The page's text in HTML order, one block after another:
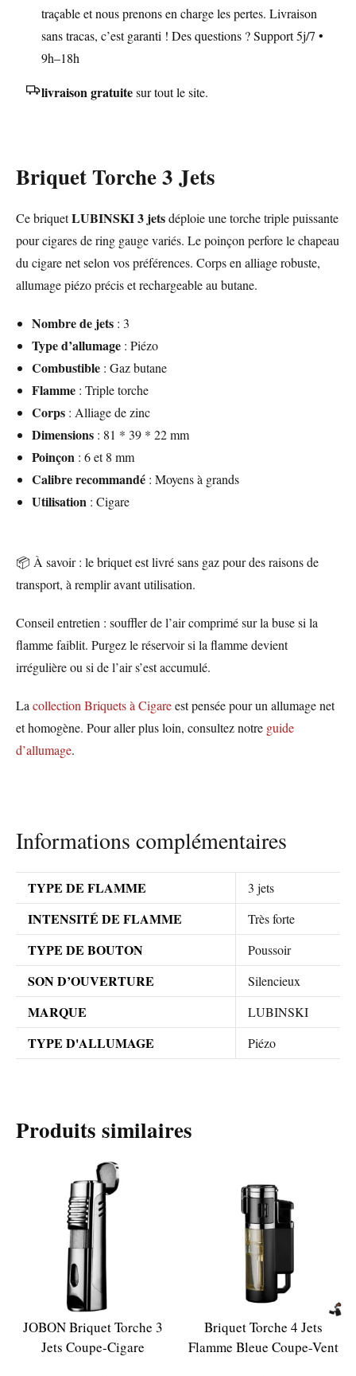
traçable et nous prenons en charge les pertes. Livraison
sans tracas, c’est garanti ! Des questions ? Support 5j/7 •
9h–18h
livraison gratuitesur tout le site.
Briquet Torche 3 Jets
Ce briquetLUBINSKI 3 jetsdéploie une torche triple puissante
pour cigares de ring gauge variés. Le poinçon perfore le chapeau
du cigare net selon vos préférences. Corps en alliage robuste,
allumage piézo précis et rechargeable au butane.
Nombre de jets : 3
Type d’allumage : Piézo
Combustible : Gaz butane
Flamme : Triple torche
Corps : Alliage de zinc
Dimensions : 81 * 39 * 22 mm
Poinçon : 6 et 8 mm
Calibre recommandé : Moyens à grands
Utilisation : Cigare
📦 À savoir : le briquet est livré sans gaz pour des raisons de
transport, à remplir avant utilisation.
Conseil entretien : souffler de l’air comprimé sur la buse si la
flamme faiblit. Purgez le réservoir si la flamme devient
irrégulière ou si de l’air s’est accumulé.
La collection Briquets à Cigareest pensée pour un allumage net
et homogène. Pour aller plus loin, consultez notre guide
d’allumage.
Informations complémentaires
TYPE DE FLAMME 3 jets
INTENSITÉ DE FLAMME Très forte
TYPE DE BOUTON Poussoir
SON D’OUVERTURE Silencieux
MARQUE LUBINSKI
TYPE D'ALLUMAGE Piézo
Produits similaires
JOBON Briquet Torche 3
Jets Coupe-Cigare
Briquet Torche 4 Jets
Flamme Bleue Coupe-Vent